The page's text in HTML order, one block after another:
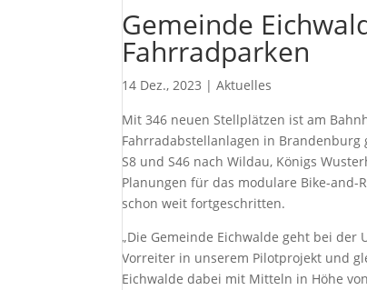
Gemeinde
Fahrradparken
14 Dez., 2023 |Aktuelles
Mit 346 neuen Stellplätzen ist am
Fahrradabstellanlagen in Brandenburg
S8 und S46 nach Wildau, Königs
Planungen für das modulare Bike-and-
schon weit fortgeschritten.
„Die Gemeinde Eichwalde geht bei
Vorreiter in unserem Pilotprojekt und
Eichwalde dabei mit Mitteln in Höhe